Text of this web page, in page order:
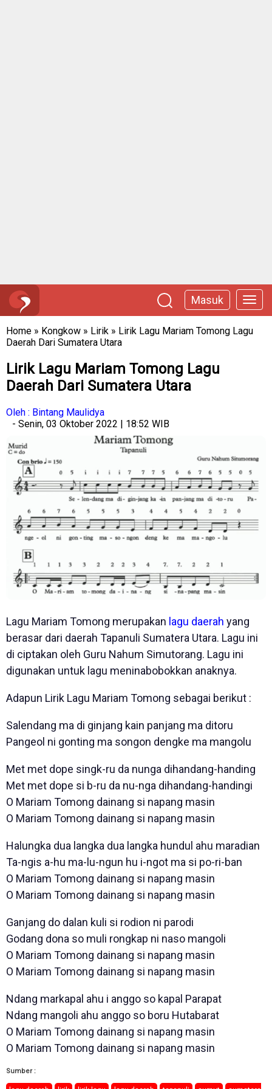
Masuk
Home » Kongkow » Lirik » Lirik Lagu Mariam Tomong Lagu
Daerah Dari Sumatera Utara
Lirik Lagu Mariam Tomong Lagu
Daerah Dari Sumatera Utara
Oleh : Bintang Maulidya
- Senin, 03 Oktober 2022 | 18:52 WIB
Lagu Mariam Tomong merupakan lagu daerah yang
berasar dari daerah Tapanuli Sumatera Utara. Lagu ini
di ciptakan oleh Guru Nahum Simutorang. Lagu ini
digunakan untuk lagu meninabobokkan anaknya.
Adapun Lirik Lagu Mariam Tomong sebagai berikut :
Salendang ma di ginjang kain panjang ma ditoru
Pangeol ni gonting ma songon dengke ma mangolu
Met met dope singk-ru da nunga dihandang-handing
Met met dope si b-ru da nu-nga dihandang-handingi
O Mariam Tomong dainang si napang masin
O Mariam Tomong dainang si napang masin
Halungka dua langka dua langka hundul ahu maradian
Ta-ngis a-hu ma-lu-ngun hu i-ngot ma si po-ri-ban
O Mariam Tomong dainang si napang masin
O Mariam Tomong dainang si napang masin
Ganjang do dalan kuli si rodion ni parodi
Godang dona so muli rongkap ni naso mangoli
O Mariam Tomong dainang si napang masin
O Mariam Tomong dainang si napang masin
Ndang markapal ahu i anggo so kapal Parapat
Ndang mangoli ahu anggo so boru Hutabarat
O Mariam Tomong dainang si napang masin
O Mariam Tomong dainang si napang masin
Sumber :